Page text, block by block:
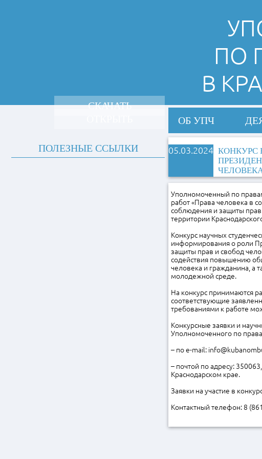
ПО
В
ОБ УПЧ
05.03.2024 КОНКУРС
Уполномоченный по
работ «Права человека в
соблюдения и защиты прав
территории
Конкурс научных
информирования о роли
защиты прав и свобод
содействия повышению
человека и гражданина, а
молодежной среде.
На конкурс принимаются
соответствующие
требованиями к работе
Конкурсные заявки и
Уполномоченного по
– по e-mail:
– почтой по адресу:
Краснодарском крае.
Заявки на участие в
Контактный телефон: 8
СКАЧАТЬ
ПОЛЕЗНЫЕ ССЫЛКИ